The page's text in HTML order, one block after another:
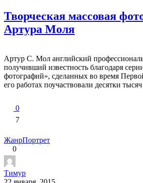
Творческая массовая
Артура Моля
Артур С. Мол английский
получивший известность благодаря
фотографий», сделанных во время
его работах поучаствовали десятки тысяч
0
7
ЖанрПортрет
0
Тимур